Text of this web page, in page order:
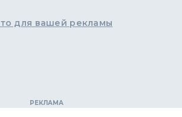
для вашей рекламы